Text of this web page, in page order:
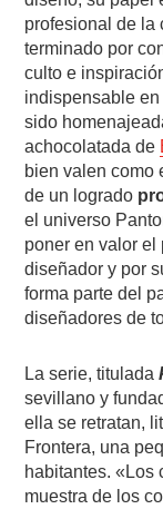
profesional de la
terminado por
culto e
indispensable
sido
achocolatada de
bien valen como
de un logrado
el universo
poner en valor el
diseñador y por
forma parte del
diseñadores de
La serie, titulada
sevillano y
ella se retratan,
Frontera, una
habitantes. «Los
muestra de los